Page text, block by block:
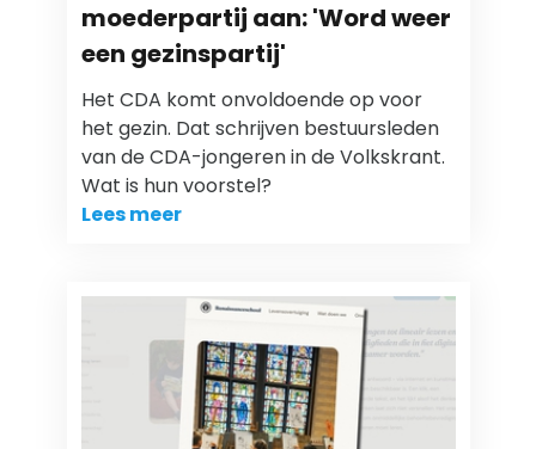
moederpartij aan: 'Word weer
een gezinspartij'
Het CDA komt onvoldoende op voor
het gezin. Dat schrijven bestuursleden
van de CDA-jongeren in de Volkskrant.
Wat is hun voorstel?
Lees meer